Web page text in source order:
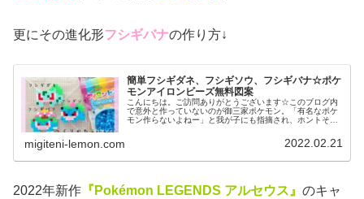
更にその進化形フシギバナの作り方↓
簡単フシギダネ、フシギソウ、フシギバナ☆ポケ
モンアイロンビーズ無料図案
こんにちは。ご訪問ありがとうございます☆このブログ内
で意外と作っていないのが御三家ポケモン。「有名なポケ
モン作らないよねー」と我が子にも指摘され、ホントそろ
migiteni-lemon.com 2022.02.21
2022年新作 『Pokémon LEGENDS アルセウス』 のキャ